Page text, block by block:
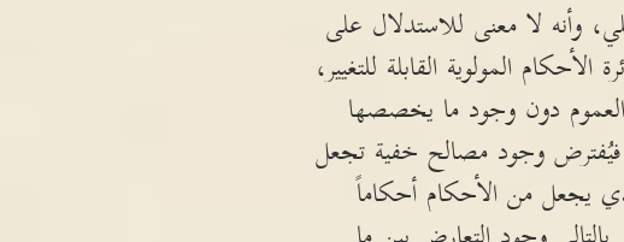
وأنه لا معنى للاستدلال على
المولوية القابلة للتغيير،
دون وجود ما يخصصها
فيُفترض وجود مصالح خفية تجعل
يجعل من الأحكام أحكاماً